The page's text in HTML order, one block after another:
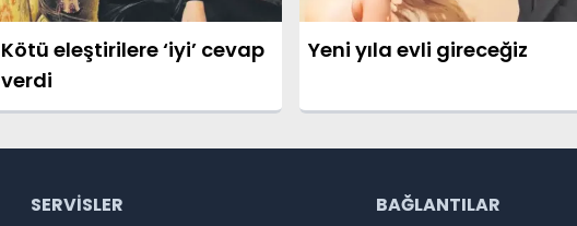
Kötü eleştirilere ‘iyi’ cevap
verdi
Yeni yıla evli gireceğiz
SERVISLER
BAĞLANTILAR